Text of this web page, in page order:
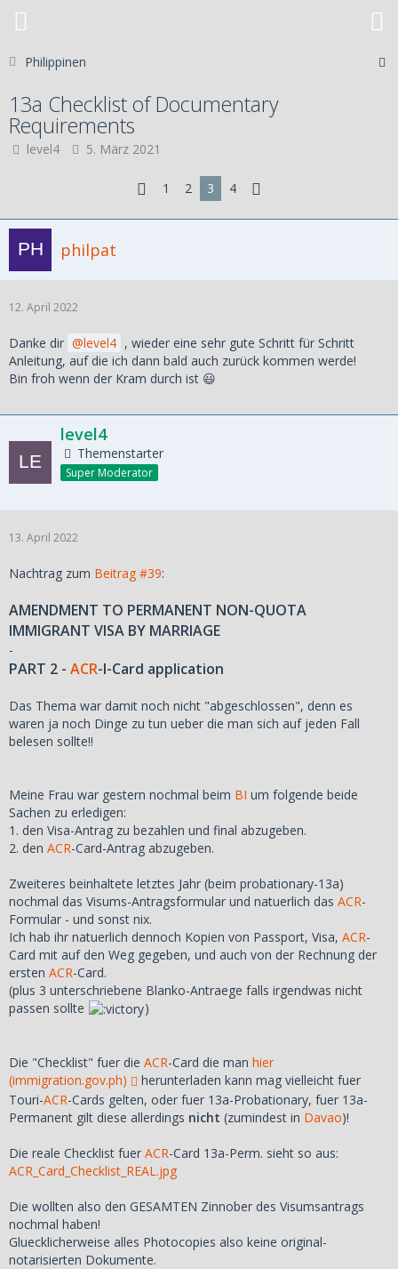
Philippinen
13a Checklist of Documentary
Requirements
level4 5. März 2021
1 2 3 4
philpat
12. April 2022
Danke dir level4 , wieder eine sehr gute Schritt für Schritt
Anleitung, auf die ich dann bald auch zurück kommen werde!
Bin froh wenn der Kram durch ist 😃
level4
Themenstarter
Super Moderator
13. April 2022
Nachtrag zum Beitrag #39:
AMENDMENT TO PERMANENT NON-QUOTA
IMMIGRANT VISA BY MARRIAGE
-
PART 2 - ACR-I-Card application
Das Thema war damit noch nicht "abgeschlossen", denn es
waren ja noch Dinge zu tun ueber die man sich auf jeden Fall
belesen sollte!!
Meine Frau war gestern nochmal beim BI um folgende beide
Sachen zu erledigen:
1. den Visa-Antrag zu bezahlen und final abzugeben.
2. den ACR-Card-Antrag abzugeben.
Zweiteres beinhaltete letztes Jahr (beim probationary-13a)
nochmal das Visums-Antragsformular und natuerlich das ACR-
Formular - und sonst nix.
Ich hab ihr natuerlich dennoch Kopien von Passport, Visa, ACR-
Card mit auf den Weg gegeben, und auch von der Rechnung der
ersten ACR-Card.
(plus 3 unterschriebene Blanko-Antraege falls irgendwas nicht
passen sollte
)
Die "Checklist" fuer die ACR-Card die man hier
(immigration.gov.ph)
herunterladen kann mag vielleicht fuer
Touri-ACR-Cards gelten, oder fuer 13a-Probationary, fuer 13a-
Permanent gilt diese allerdings nicht (zumindest in Davao)!
Die reale Checklist fuer ACR-Card 13a-Perm. sieht so aus:
ACR_Card_Checklist_REAL.jpg
Die wollten also den GESAMTEN Zinnober des Visumsantrags
nochmal haben!
Gluecklicherweise alles Photocopies also keine original-
notarisierten Dokumente.